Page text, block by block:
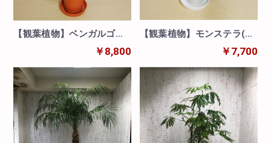
【観葉植物】ベンガルゴム
(8号鉢)※取寄商品の為、入
￥8,800
【観葉植物】モンステラ(8
号鉢)※取寄商品の為、入荷
￥7,700